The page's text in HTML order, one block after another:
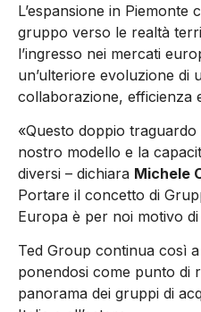
L’espansione in Piemonte
gruppo verso le realtà
l’ingresso nei mercati
un’ulteriore evoluzione di
collaborazione, efficienza
«Questo doppio
nostro modello e la
diversi – dichiara Michele
Portare il concetto di
Europa è per noi motivo
Ted Group continua così
ponendosi come punto di
panorama dei gruppi di